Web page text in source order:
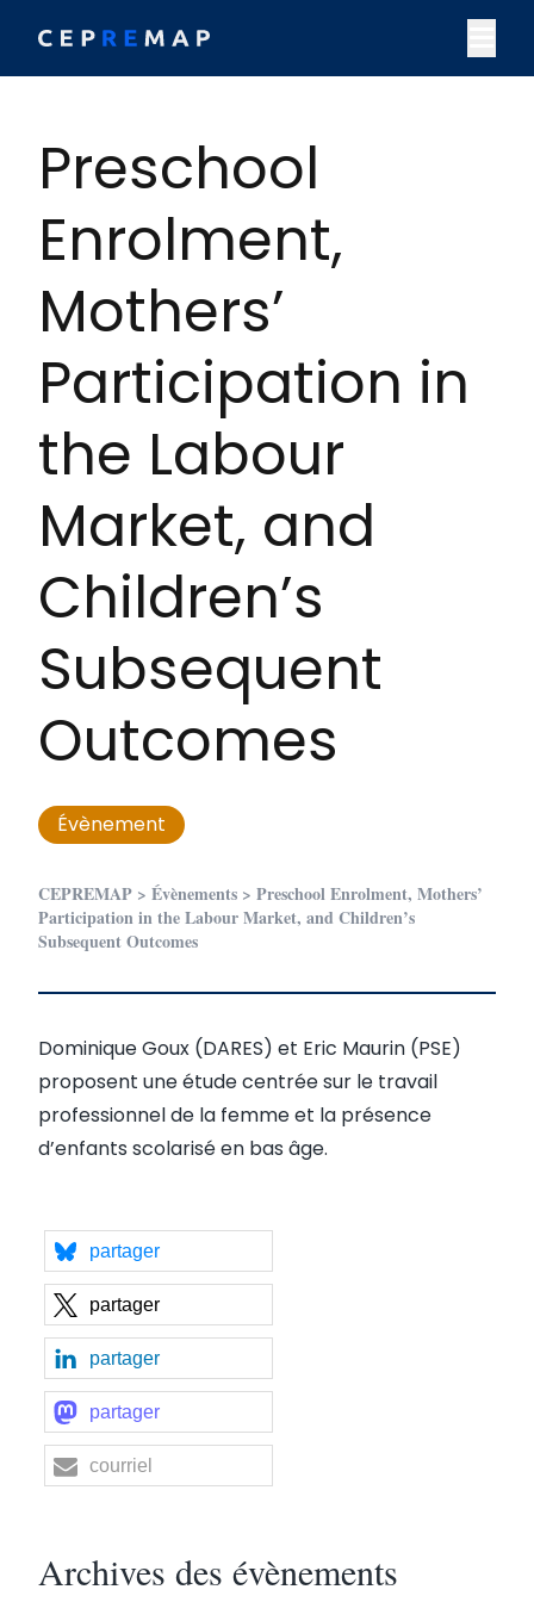
Preschool
Enrolment,
Mothers’
Participation in
the Labour
Market, and
Children’s
Subsequent
Outcomes
Évènement
CEPREMAP > Évènements > Preschool Enrolment, Mothers’
Participation in the Labour Market, and Children’s
Subsequent Outcomes
Dominique Goux (DARES) et Eric Maurin (PSE)
proposent une étude centrée sur le travail
professionnel de la femme et la présence
d’enfants scolarisé en bas âge.
partager
partager
partager
partager
courriel
Archives des évènements